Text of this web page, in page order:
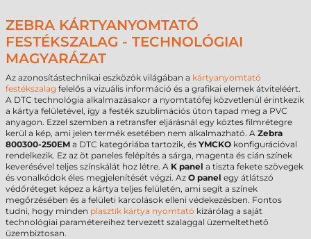
ZEBRA KÁRTYANYOMTATÓ
FESTÉKSZALAG - TECHNOLÓGIAI
MAGYARÁZAT
Az azonosítástechnikai eszközök világában a kártyanyomtató
festékszalag felelős a vizuális információ és a grafikai elemek átviteléért.
A DTC technológia alkalmazásakor a nyomtatófej közvetlenül érintkezik
a kártya felületével, így a festék szublimációs úton tapad meg a PVC
anyagon. Ezzel szemben a retransfer eljárásnál egy köztes filmrétegre
kerül a kép, ami jelen termék esetében nem alkalmazható. A Zebra
800300-250EM a DTC kategóriába tartozik, és YMCKO konfigurációval
rendelkezik. Ez az öt paneles felépítés a sárga, magenta és cián színek
keverésével teljes színskálát hoz létre. A K panel a tiszta fekete szövegek
és vonalkódok éles megjelenítését végzi. Az O panel egy átlátszó
védőréteget képez a kártya teljes felületén, ami segít a színek
megőrzésében és a felületi karcolások elleni védekezésben. Fontos
tudni, hogy minden plasztik kártya nyomtató kizárólag a saját
technológiai paramétereihez tervezett szalaggal üzemeltethető
üzembiztosan.